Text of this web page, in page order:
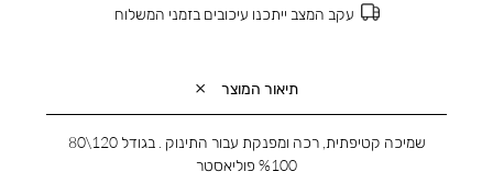
עקב המצב ייתכנו עיכובים בזמני המשלוח
תיאור המוצר
שמיכה קטיפתית, רכה ומפנקת עבור התינוק . בגודל 120\80
%100 פוליאסטר